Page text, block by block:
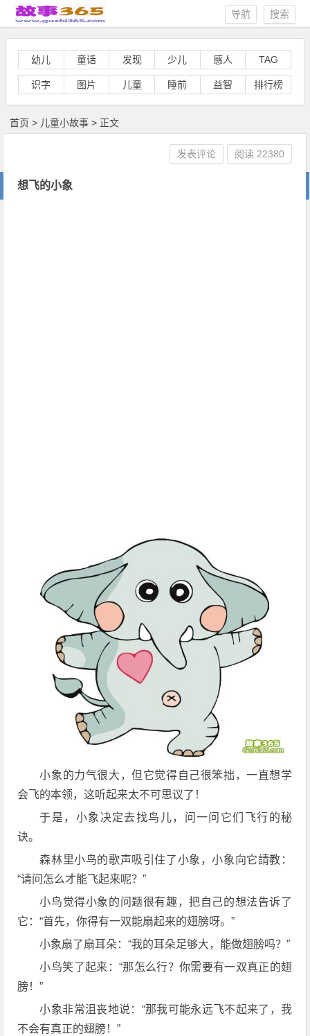
搜索
导航
幼儿 童话 发现 少儿 感人 TAG
识字 图片 儿童 睡前 益智 排行榜
首页 > 儿童小故事 > 正文
想飞的小象
小象的力气很大，但它觉得自己很笨拙，一直想学
会飞的本领，这听起来太不可思议了！
于是，小象决定去找鸟儿，问一问它们飞行的秘
诀。
森林里小鸟的歌声吸引住了小象，小象向它請教：
“请问怎么才能飞起来呢？”
小鸟觉得小象的问题很有趣，把自己的想法告诉了
它：“首先，你得有一双能扇起来的翅膀呀。”
小象扇了扇耳朵：“我的耳朵足够大，能做翅膀吗？”
小鸟笑了起来：“那怎么行？你需要有一双真正的翅
膀！”
小象非常沮丧地说：“那我可能永远飞不起来了，我
不会有真正的翅膀！”
发表评论 阅读 22380